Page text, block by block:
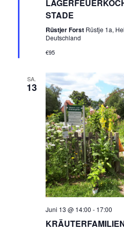
STADE
Rüstjer Forst Rüstje 1a,
Deutschland
€95
SA.
13
Juni 13 @ 14:00 - 17:00